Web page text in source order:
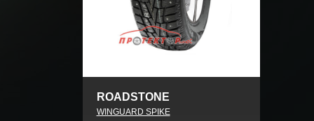
ROADSTONE
WINGUARD SPIKE